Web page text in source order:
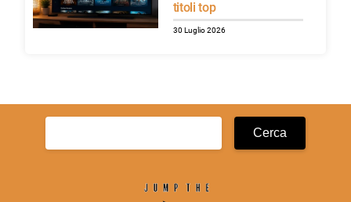
titoli top
30 Luglio 2026
Ricerca